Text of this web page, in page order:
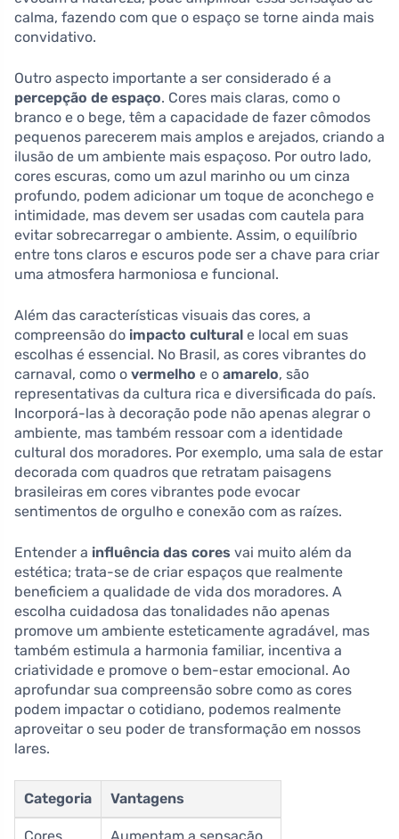
calma, fazendo com que o espaço se torne ainda mais
convidativo.
Outro aspecto importante a ser considerado é a
percepção de espaço. Cores mais claras, como o
branco e o bege, têm a capacidade de fazer cômodos
pequenos parecerem mais amplos e arejados, criando a
ilusão de um ambiente mais espaçoso. Por outro lado,
cores escuras, como um azul marinho ou um cinza
profundo, podem adicionar um toque de aconchego e
intimidade, mas devem ser usadas com cautela para
evitar sobrecarregar o ambiente. Assim, o equilíbrio
entre tons claros e escuros pode ser a chave para criar
uma atmosfera harmoniosa e funcional.
Além das características visuais das cores, a
compreensão do impacto cultural e local em suas
escolhas é essencial. No Brasil, as cores vibrantes do
carnaval, como o vermelho e o amarelo, são
representativas da cultura rica e diversificada do país.
Incorporá-las à decoração pode não apenas alegrar o
ambiente, mas também ressoar com a identidade
cultural dos moradores. Por exemplo, uma sala de estar
decorada com quadros que retratam paisagens
brasileiras em cores vibrantes pode evocar
sentimentos de orgulho e conexão com as raízes.
Entender a influência das cores vai muito além da
estética; trata-se de criar espaços que realmente
beneficiem a qualidade de vida dos moradores. A
escolha cuidadosa das tonalidades não apenas
promove um ambiente esteticamente agradável, mas
também estimula a harmonia familiar, incentiva a
criatividade e promove o bem-estar emocional. Ao
aprofundar sua compreensão sobre como as cores
podem impactar o cotidiano, podemos realmente
aproveitar o seu poder de transformação em nossos
lares.
Categoria Vantagens